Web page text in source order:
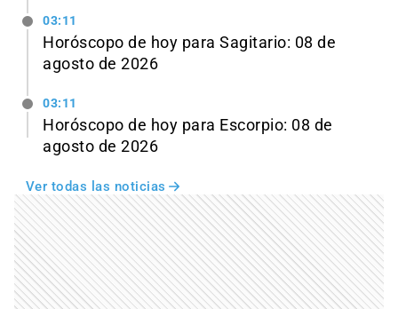
03:11
Horóscopo de hoy para Sagitario: 08 de
agosto de 2026
03:11
Horóscopo de hoy para Escorpio: 08 de
agosto de 2026
Ver todas las noticias